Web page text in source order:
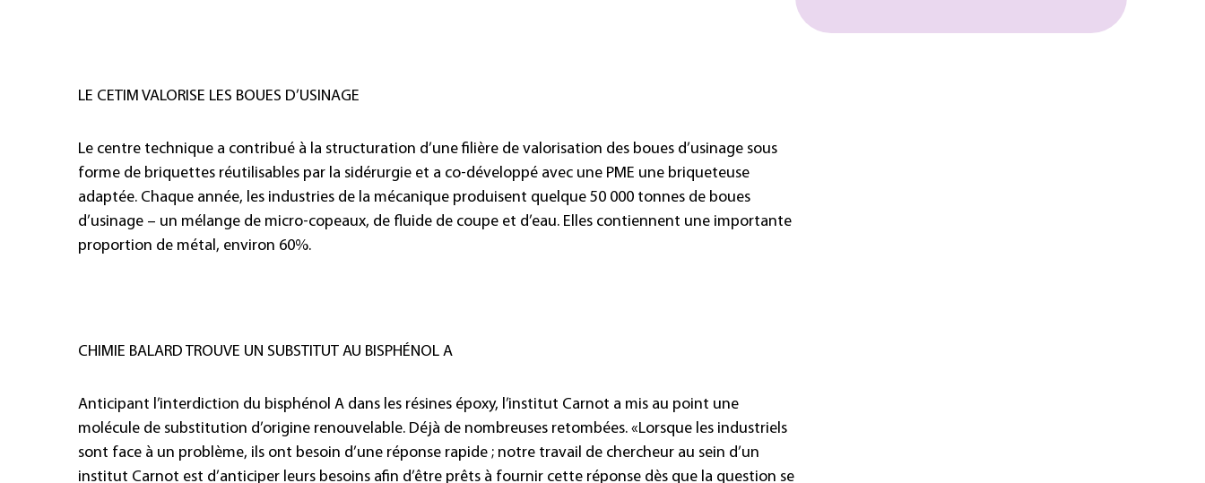
LE CETIM VALORISE LES BOUES D’USINAGE
Le centre technique a contribué à la structuration d’une filière de valorisation des boues d’usinage sous
forme de briquettes réutilisables par la sidérurgie et a co-développé avec une PME une briqueteuse
adaptée. Chaque année, les industries de la mécanique produisent quelque 50 000 tonnes de boues
d’usinage – un mélange de micro-copeaux, de fluide de coupe et d’eau. Elles contiennent une importante
proportion de métal, environ 60%.
CHIMIE BALARD TROUVE UN SUBSTITUT AU BISPHÉNOL A
Anticipant l’interdiction du bisphénol A dans les résines époxy, l’institut Carnot a mis au point une
molécule de substitution d’origine renouvelable. Déjà de nombreuses retombées. «Lorsque les industriels
sont face à un problème, ils ont besoin d’une réponse rapide ; notre travail de chercheur au sein d’un
institut Carnot est d’anticiper leurs besoins afin d’être prêts à fournir cette réponse dès que la question se